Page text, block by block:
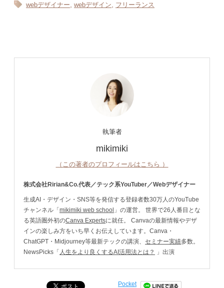
webデザイナー webデザイン フリーランス
執筆者
mikimiki
（この著者のプロフィールはこちら ）
株式会社Ririan&Co.代表／テック系YouTuber／Webデザイナー
生成AI・デザイン・SNS等を発信する登録者数30万人のYouTube
チャンネル「mikimiki web school 」の運営。 世界で26人番目とな
る英語圏外初のCanva Expertsに就任。 Canvaの最新情報やデザ
インの楽しみ方をいち早くお伝えしています。Canva・
ChatGPT・Midjourney等最新テックの講演、 セミナー実績多数。
NewsPicks「 人生をより良くするAI活用法とは？ 」出演
Pocket